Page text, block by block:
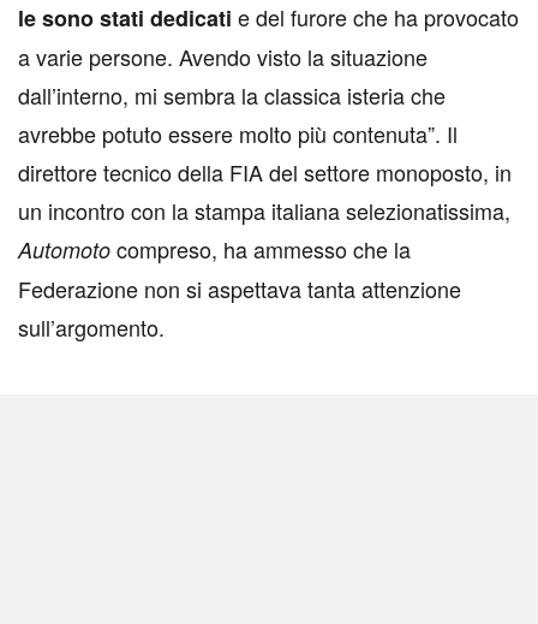
le sono stati dedicati e del furore che ha provocato
a varie persone. Avendo visto la situazione
dall’interno, mi sembra la classica isteria che
avrebbe potuto essere molto più contenuta”. Il
direttore tecnico della FIA del settore monoposto, in
un incontro con la stampa italiana selezionatissima,
Automoto compreso, ha ammesso che la
Federazione non si aspettava tanta attenzione
sull’argomento.